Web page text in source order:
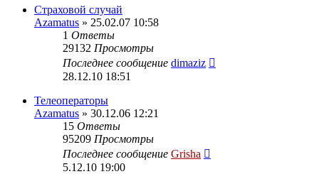
Страховой случай
Azamatus » 25.02.07 10:58
1 Ответы
29132 Просмотры
Последнее сообщение dimaziz
28.12.10 18:51
Телеоператоры
Azamatus » 30.12.06 12:21
15 Ответы
95209 Просмотры
Последнее сообщение Grisha
5.12.10 19:00